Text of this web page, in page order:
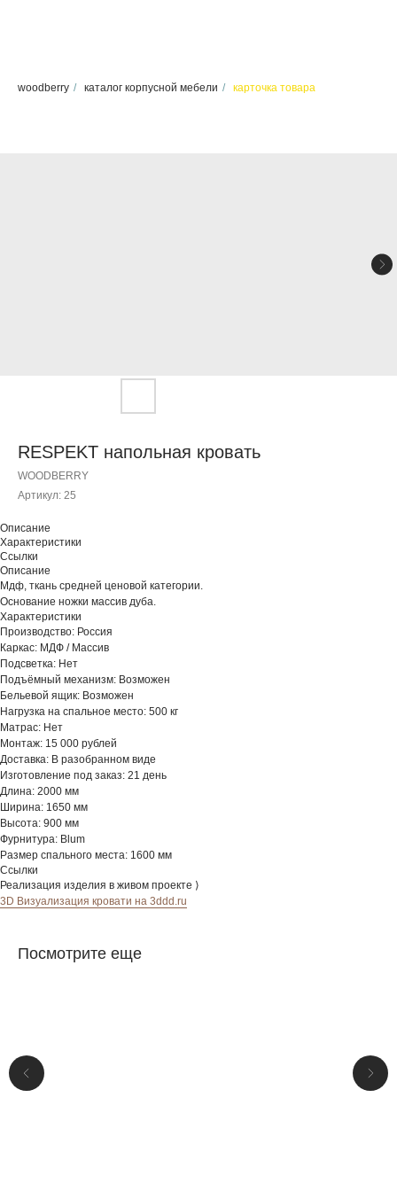
woodberry / каталог корпусной мебели / карточка товара
RESPEKT напольная кровать
WOODBERRY
Артикул: 25
Описание
Характеристики
Ссылки
Описание
Мдф, ткань средней ценовой категории.
Основание ножки массив дуба.
Характеристики
Производство: Россия
Каркас: МДФ / Массив
Подсветка: Нет
Подъёмный механизм: Возможен
Бельевой ящик: Возможен
Нагрузка на спальное место: 500 кг
Матрас: Нет
Монтаж: 15 000 рублей
Доставка: В разобранном виде
Изготовление под заказ: 21 день
Длина: 2000 мм
Ширина: 1650 мм
Высота: 900 мм
Фурнитура: Blum
Размер спального места: 1600 мм
Ссылки
Реализация изделия в живом проекте ⟩
3D Визуализация кровати на 3ddd.ru
Посмотрите еще